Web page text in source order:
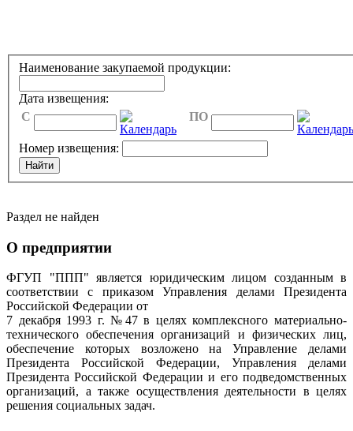
Наименование закупаемой продукции:
Дата извещения:
C
ПО
Номер извещения:
Раздел не найден
О предприятии
ФГУП "ППП" является юридическим лицом созданным в
соответствии с приказом Управления делами Президента
Российской Федерации от
7 декабря 1993 г. №47 в целях комплексного материально-
технического обеспечения организаций и физических лиц,
обеспечение которых возложено на Управление делами
Президента Российской Федерации, Управления делами
Президента Российской Федерации и его подведомственных
организаций, а также осуществления деятельности в целях
решения социальных задач.